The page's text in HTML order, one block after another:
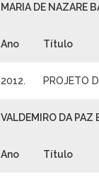
MARIA DE NAZARE
Ano Título
2012. PROJETO
VALDEMIRO DA PAZ
Ano Título